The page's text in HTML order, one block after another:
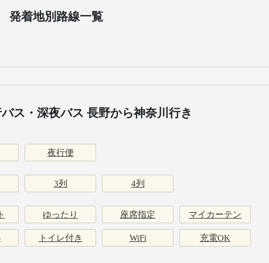
発着地別路線一覧
ス・深夜バス 長野から神奈川行き
夜行便
3列 4列
ゆったり 座席指定 マイカーテン
トイレ付き WiFi 充電OK